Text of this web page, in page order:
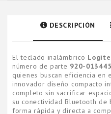
DESCRIPCIÓN
El teclado inalámbrico
número de parte 920-
quienes buscan eficiencia en
innovador diseño compacto
completo sin sacrificar
su conectividad Bluetooth de
forma rápida y directa a